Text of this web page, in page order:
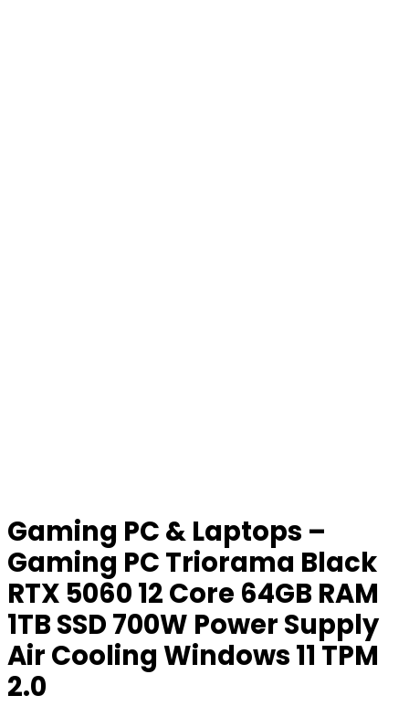
Gaming PC & Laptops –
Gaming PC Triorama Black
RTX 5060 12 Core 64GB RAM
1TB SSD 700W Power Supply
Air Cooling Windows 11 TPM
2.0